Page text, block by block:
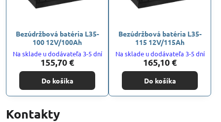
Bezúdržbová batéria L35-
100 12V/100Ah
Na sklade u dodávateľa 3-5 dní
155,70 €
Do košíka
Bezúdržbová batéria L35-
115 12V/115Ah
Na sklade u dodávateľa 3-5 dní
165,10 €
Do košíka
Kontakty